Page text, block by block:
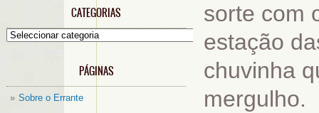
CATEGORIAS
Categorias
PÁGINAS
Sobre o Errante
sorte com
estação
chuvinha
mergulho.